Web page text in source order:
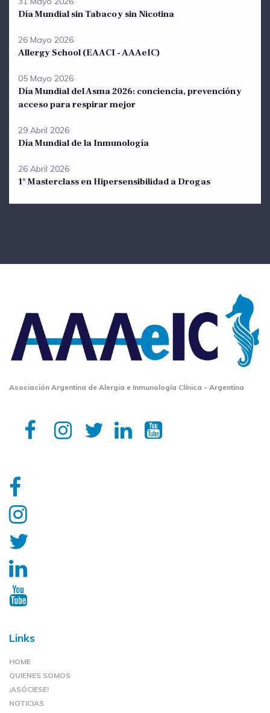
Día Mundial sin Tabaco y sin Nicotina
26 Mayo 2026
Allergy School (EAACI - AAAeIC)
05 Mayo 2026
Día Mundial del Asma 2026: conciencia, prevención y
acceso para respirar mejor
29 Abril 2026
Día Mundial de la Inmunología
26 Abril 2026
1° Masterclass en Hipersensibilidad a Drogas
Asociación Argentina de Alergia e Inmunología Clínica - Argentina
Links
HOME
QUIENES SOMOS
¡ASÓCIESE!
NOTICIAS